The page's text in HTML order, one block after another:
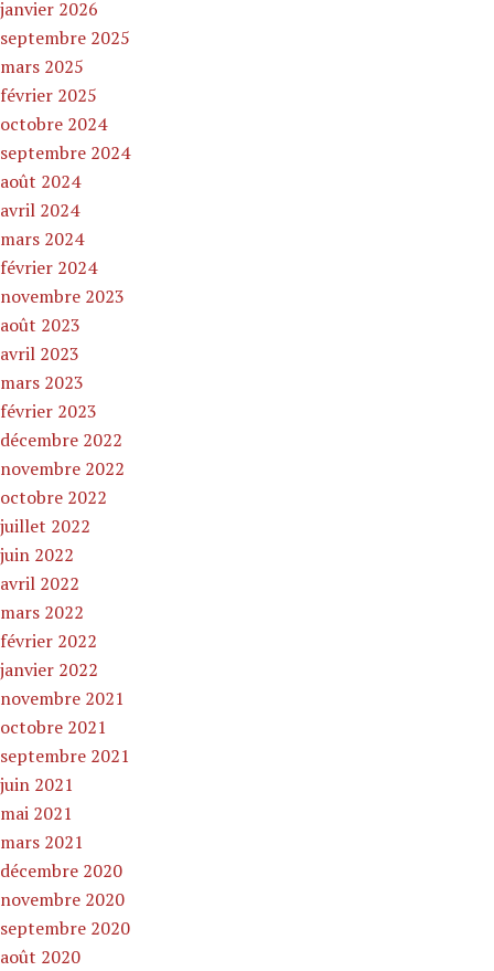
janvier 2026
septembre 2025
mars 2025
février 2025
octobre 2024
septembre 2024
août 2024
avril 2024
mars 2024
février 2024
novembre 2023
août 2023
avril 2023
mars 2023
février 2023
décembre 2022
novembre 2022
octobre 2022
juillet 2022
juin 2022
avril 2022
mars 2022
février 2022
janvier 2022
novembre 2021
octobre 2021
septembre 2021
juin 2021
mai 2021
mars 2021
décembre 2020
novembre 2020
septembre 2020
août 2020